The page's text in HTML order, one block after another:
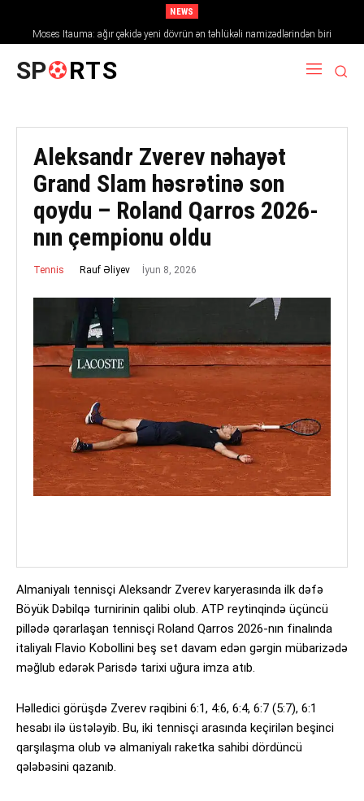
NEWS
Moses Itauma: ağır çəkidə yeni dövrün ən təhlükəli namizədlərindən biri
SP RTS
Aleksandr Zverev nəhayət
Grand Slam həsrətinə son
qoydu – Roland Qarros 2026-
nın çempionu oldu
Tennis Rauf Əliyev İyun 8, 2026
Almaniyalı tennisçi Aleksandr Zverev karyerasında ilk dəfə
Böyük Dəbilqə turnirinin qalibi olub. ATP reytinqində üçüncü
pillədə qərarlaşan tennisçi Roland Qarros 2026-nın finalında
italiyalı Flavio Kobollini beş set davam edən gərgin mübarizədə
məğlub edərək Parisdə tarixi uğura imza atıb.
Həlledici görüşdə Zverev rəqibini 6:1, 4:6, 6:4, 6:7 (5:7), 6:1
hesabı ilə üstələyib. Bu, iki tennisçi arasında keçirilən beşinci
qarşılaşma olub və almaniyalı raketka sahibi dördüncü
qələbəsini qazanıb.